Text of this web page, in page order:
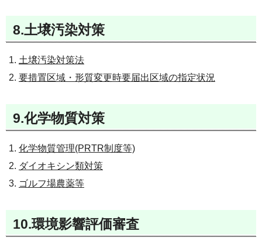
8.土壌汚染対策
土壌汚染対策法
要措置区域・形質変更時要届出区域の指定状況
9.化学物質対策
化学物質管理(PRTR制度等)
ダイオキシン類対策
ゴルフ場農薬等
10.環境影響評価審査